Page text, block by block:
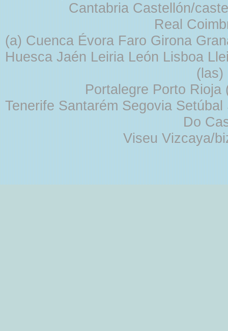
Cantabria Castellón/
Real
(a) Cuenca Évora Faro Girona
Huesca Jaén Leiria León Lisboa
Portalegre Porto
Tenerife Santarém Segovia
Do
Viseu Vizcaya/